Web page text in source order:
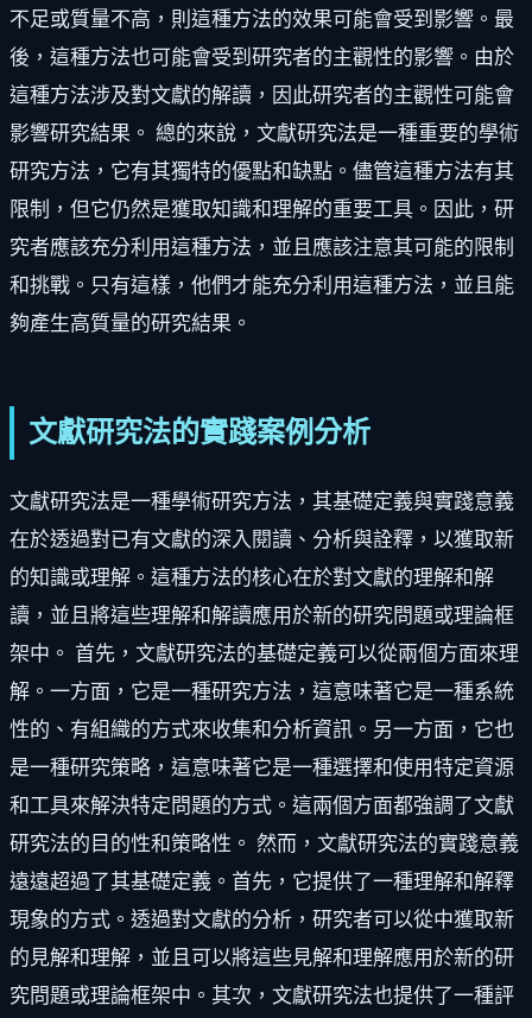
不足或質量不高，則這種方法的效果可能會受到影響。最
後，這種方法也可能會受到研究者的主觀性的影響。由於
這種方法涉及對文獻的解讀，因此研究者的主觀性可能會
影響研究結果。 總的來說，文獻研究法是一種重要的學術
研究方法，它有其獨特的優點和缺點。儘管這種方法有其
限制，但它仍然是獲取知識和理解的重要工具。因此，研
究者應該充分利用這種方法，並且應該注意其可能的限制
和挑戰。只有這樣，他們才能充分利用這種方法，並且能
夠產生高質量的研究結果。
文獻研究法的實踐案例分析
文獻研究法是一種學術研究方法，其基礎定義與實踐意義
在於透過對已有文獻的深入閱讀、分析與詮釋，以獲取新
的知識或理解。這種方法的核心在於對文獻的理解和解
讀，並且將這些理解和解讀應用於新的研究問題或理論框
架中。 首先，文獻研究法的基礎定義可以從兩個方面來理
解。一方面，它是一種研究方法，這意味著它是一種系統
性的、有組織的方式來收集和分析資訊。另一方面，它也
是一種研究策略，這意味著它是一種選擇和使用特定資源
和工具來解決特定問題的方式。這兩個方面都強調了文獻
研究法的目的性和策略性。 然而，文獻研究法的實踐意義
遠遠超過了其基礎定義。首先，它提供了一種理解和解釋
現象的方式。透過對文獻的分析，研究者可以從中獲取新
的見解和理解，並且可以將這些見解和理解應用於新的研
究問題或理論框架中。其次，文獻研究法也提供了一種評